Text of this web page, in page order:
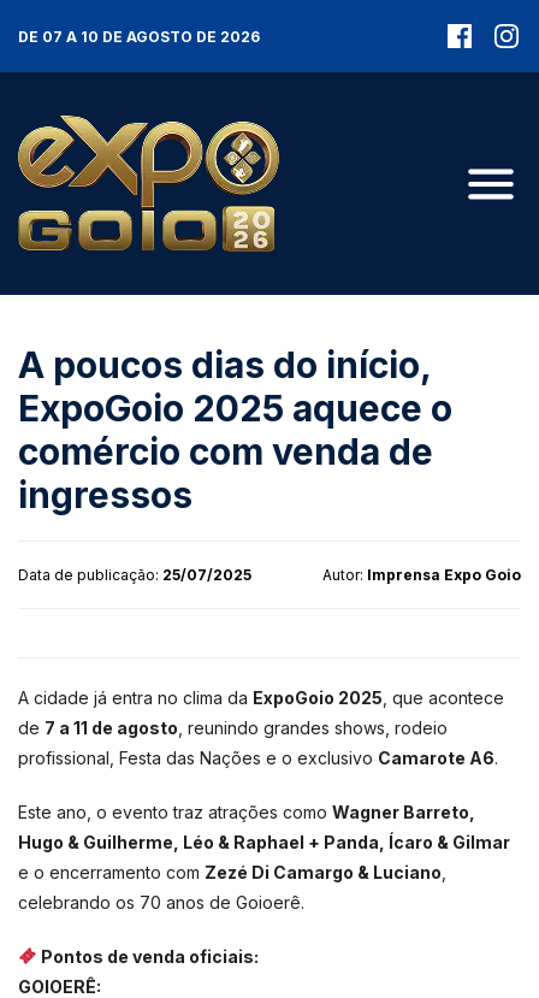
DE 07 A 10 DE AGOSTO DE 2026
A poucos dias do início,
ExpoGoio 2025 aquece o
comércio com venda de
ingressos
Data de publicação: 25/07/2025 Autor: Imprensa Expo Goio
A cidade já entra no clima da ExpoGoio 2025 , que acontece
de 7 a 11 de agosto , reunindo grandes shows, rodeio
profissional, Festa das Nações e o exclusivo Camarote A6.
Este ano, o evento traz atrações como Wagner Barreto,
Hugo & Guilherme, Léo & Raphael + Panda, Ícaro & Gilmar
e o encerramento com Zezé Di Camargo & Luciano
celebrando os 70 anos de Goioerê.
Pontos de venda oficiais:
GOIOERÊ: